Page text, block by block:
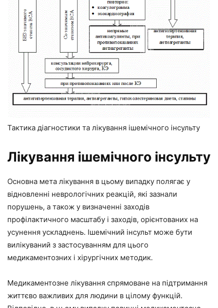
Тактика діагностики та лікування ішемічного інсульту
Лікування ішемічного інсульту
Основна мета лікування в цьому випадку полягає у
відновленні неврологічних реакцій, які зазнали
порушень, а також у визначенні заходів
профілактичного масштабу і заходів, орієнтованих на
усунення ускладнень. Ішемічний інсульт може бути
вилікуваний з застосуванням для цього
медикаментозних і хірургічних методик.
Медикаментозне лікування спрямоване на підтримання
життєво важливих для людини в цілому функцій.